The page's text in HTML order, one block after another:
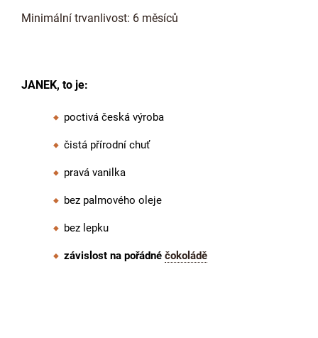
Minimální trvanlivost: 6 měsíců
JANEK, to je:
poctivá česká výroba
čistá přírodní chuť
pravá vanilka
bez palmového oleje
bez lepku
závislost na pořádné čokoládě